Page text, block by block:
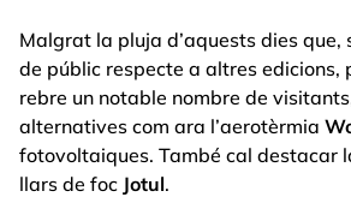
Malgrat la pluja d’aquests dies que,
de públic respecte a altres
rebre un notable nombre de
alternatives com ara l’aerotèrmia
fotovoltaiques. També cal destacar
llars de foc Jotul.